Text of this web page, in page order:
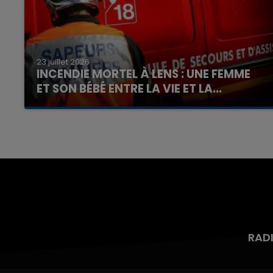
23 juillet 2026
INCENDIE MORTEL À LENS : UNE FEMME
ET SON BÉBÉ ENTRE LA VIE ET LA...
Un homme s'est immolé par le feu après avoir